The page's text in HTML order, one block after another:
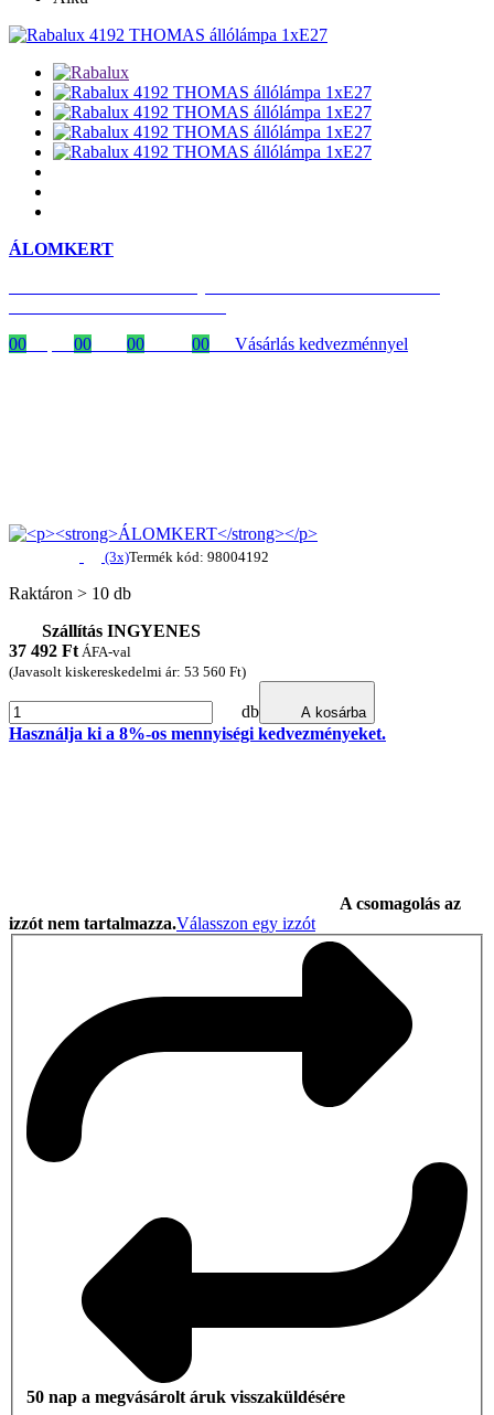
ÁLOMKERT
00
00 00 00 Vásárlás kedvezménnyel
(3x)Termék kód: 98004192
Raktáron > 10 db
Szállítás INGYENES
37 492 Ft ÁFA-val
(Javasolt kiskereskedelmi ár: 53 560 Ft)
db A kosárba
Használja ki a 8%-os mennyiségi kedvezményeket.
A csomagolás az
izzót nem tartalmazza.Válasszon egy izzót
50 nap a megvásárolt áruk visszaküldésére